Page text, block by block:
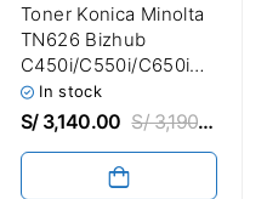
Toner Konica Minolta
TN626 Bizhub
C450i/C550i/C650i
Color Negro Amarillo
Magenta Cyan
In stock
S/3,140.00 S/3,190.00